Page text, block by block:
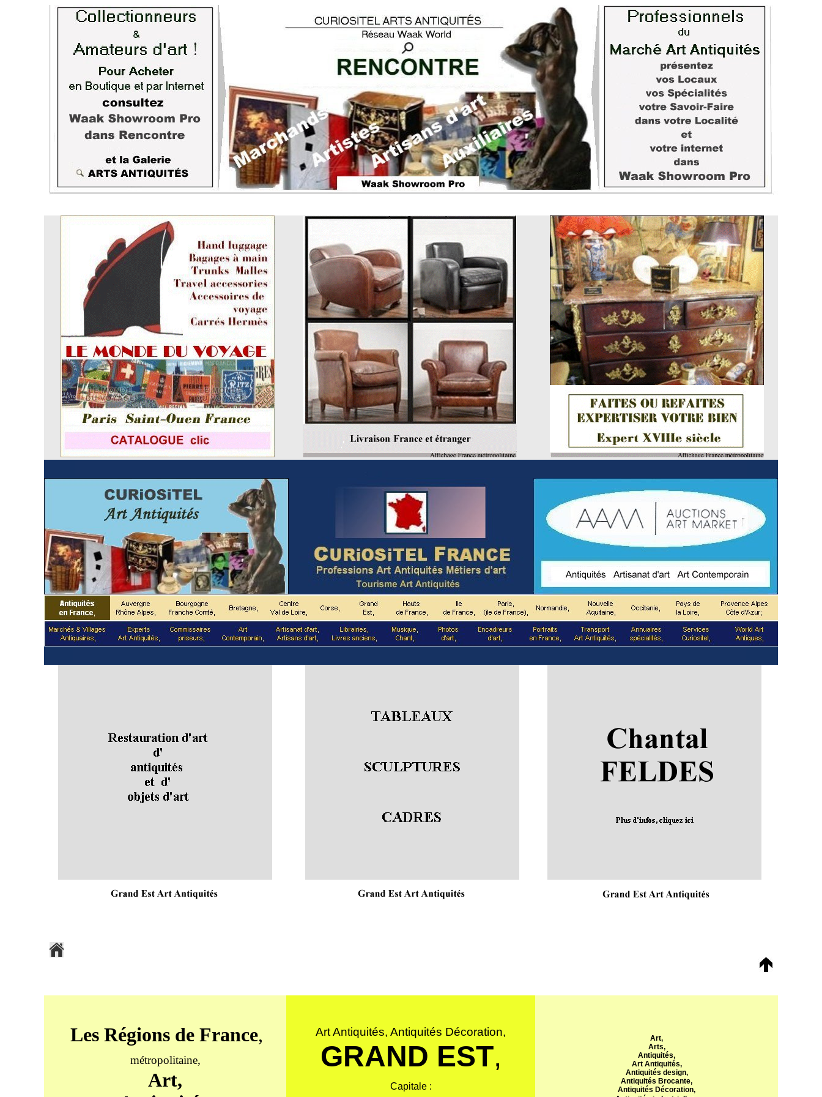
Les Régions de France,
métropolitaine,
Art,
Art Antiquités, Antiquités Décoration,
GRAND EST,
Capitale :
Art,
Arts,
Antiquités,
Art Antiquités,
Antiquités design,
Antiquités Brocante,
Antiquités Décoration,